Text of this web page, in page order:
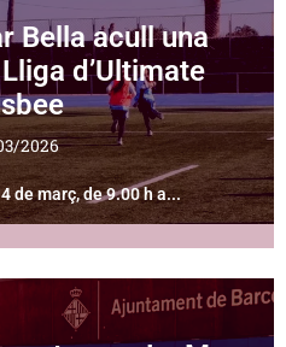
Bella acull una
d’Ultimate
2026
de març, de 9.00 h a...